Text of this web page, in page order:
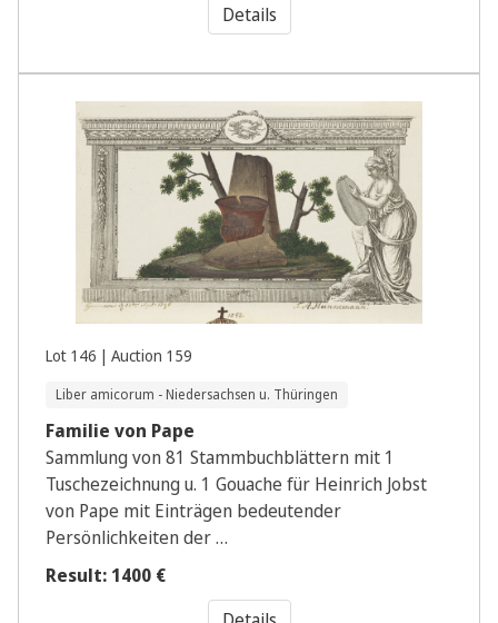
Details
Lot 146 | Auction 159
Liber amicorum - Niedersachsen u. Thüringen
Familie von Pape
Sammlung von 81 Stammbuchblättern mit 1
Tuschezeichnung u. 1 Gouache für Heinrich Jobst
von Pape mit Einträgen bedeutender
Persönlichkeiten der …
Result: 1400 €